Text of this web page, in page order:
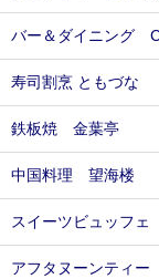
バー＆ダイニング
寿司割烹 ともづな
鉄板焼 金葉亭
中国料理 望海楼
スイーツビュッフェ
アフタヌーンティー